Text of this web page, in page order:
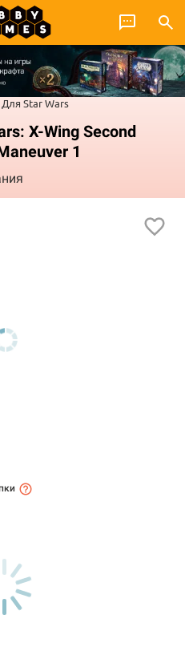
Для Star Wars
X-Wing Second
1